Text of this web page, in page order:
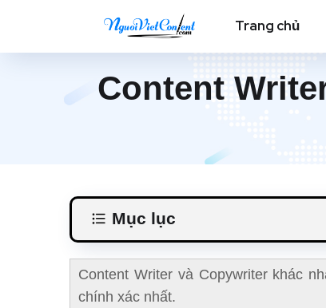
Trang chủ
Content
Mục lục
Content Writer và Copywriter khác
chính xác nhất.